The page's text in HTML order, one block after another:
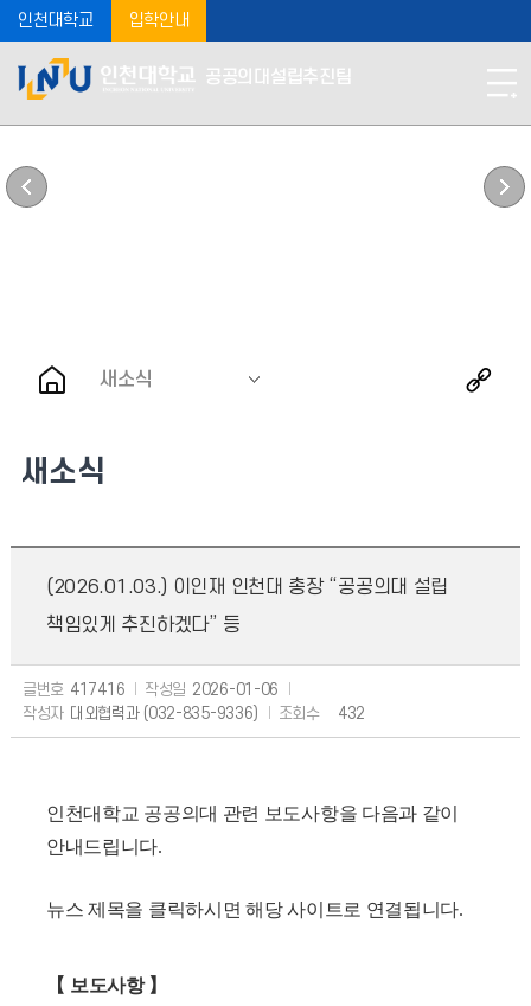
인천대학교 입학안내
공공의대설립추진팀
새소식
새소식
(2026.01.03.) 이인재 인천대 총장 “공공의대 설립
책임있게 추진하겠다” 등
글번호 417416 작성일 2026-01-06
작성자
대외협력과 (032-835-9336) 조회수 432
인천대학교 공공의대 관련 보도사항을 다음과 같이
안내드립니다.
뉴스 제목을 클릭하시면 해당 사이트로 연결됩니다.
【 보도사항 】